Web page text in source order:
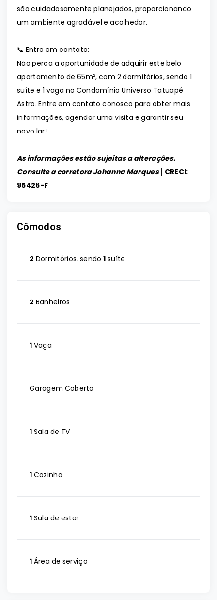
são cuidadosamente planejados, proporcionando
um ambiente agradável e acolhedor.
📞 Entre em contato:
Não perca a oportunidade de adquirir este belo
apartamento de 65m², com 2 dormitórios, sendo 1
suíte e 1 vaga no Condomínio Universo Tatuapé
Astro. Entre em contato conosco para obter mais
informações, agendar uma visita e garantir seu
novo lar!
As informações estão sujeitas a alterações.
Consulte a corretora Johanna Marques │ CRECI:
95426-F
Cômodos
2 Dormitórios, sendo1 suíte
2 Banheiros
1 Vaga
Garagem Coberta
1 Sala de TV
1 Cozinha
1 Sala de estar
1 Área de serviço